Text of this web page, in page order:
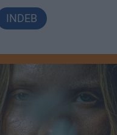
INDEB